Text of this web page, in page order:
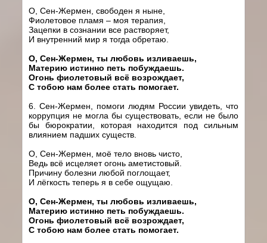
О, Сен-Жермен, свободен я ныне,
Фиолетовое пламя – моя терапия,
Зацепки в сознании все растворяет,
И внутренний мир я тогда обретаю.
О, Сен-Жермен, ты любовь изливаешь,
Материю истинно петь побуждаешь.
Огонь фиолетовый всё возрождает,
С тобою нам более стать помогает.
6. Сен-Жермен, помоги людям России увидеть, что
коррупция не могла бы существовать, если не было
бы бюрократии, которая находится под сильным
влиянием падших существ.
О, Сен-Жермен, моё тело вновь чисто,
Ведь всё исцеляет огонь аметистовый.
Причину болезни любой поглощает,
И лёгкость теперь я в себе ощущаю.
О, Сен-Жермен, ты любовь изливаешь,
Материю истинно петь побуждаешь.
Огонь фиолетовый всё возрождает,
С тобою нам более стать помогает.